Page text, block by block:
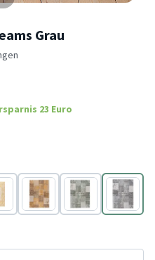
Grau
23 Euro
Gelb Grün
Grau